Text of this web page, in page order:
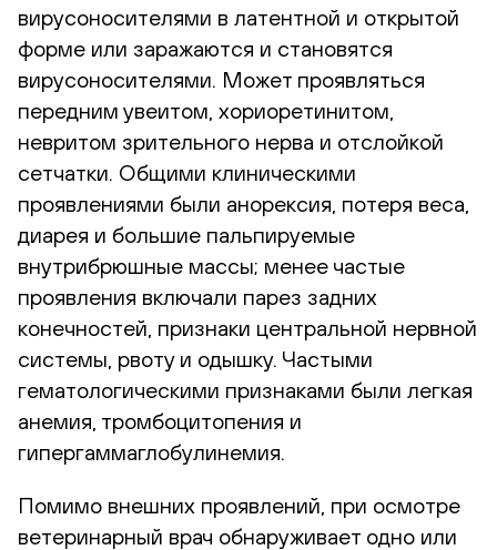
вирусоносителями в латентной и открытой
форме или заражаются и становятся
вирусоносителями. Может проявляться
передним увеитом, хориоретинитом,
невритом зрительного нерва и отслойкой
сетчатки. Общими клиническими
проявлениями были анорексия, потеря веса,
диарея и большие пальпируемые
внутрибрюшные массы; менее частые
проявления включали парез задних
конечностей, признаки центральной нервной
системы, рвоту и одышку. Частыми
гематологическими признаками были легкая
анемия, тромбоцитопения и
гипергаммаглобулинемия.
Помимо внешних проявлений, при осмотре
ветеринарный врач обнаруживает одно или